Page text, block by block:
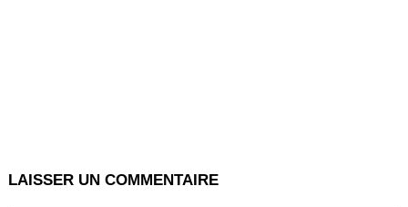
LAISSER UN COMMENTAIRE